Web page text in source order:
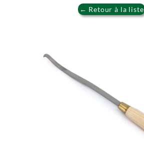
← Retour à la liste